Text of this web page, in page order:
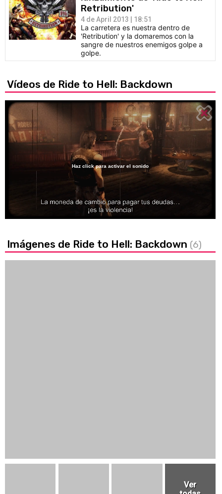
Retribution'
4 de April 2013 | 18:51
La carretera es nuestra dentro de
'Retribution' y la domaremos con la
sangre de nuestros enemigos golpe a
golpe.
Vídeos de Ride to Hell: Backdown
Unmute /
Haz click para activar el sonido
Imágenes de Ride to Hell: Backdown (6)